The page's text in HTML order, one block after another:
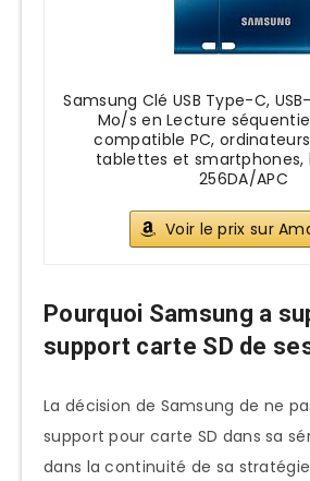
Samsung Clé USB Type-C,
Mo/s en Lecture
compatible PC,
tablettes et smartphones,
256DA/APC
Voir le prix sur
Pourquoi Samsung a
support carte SD de
La décision de Samsung de ne
support pour carte SD dans sa
dans la continuité de sa